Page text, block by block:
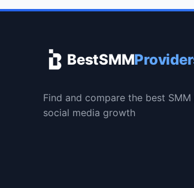
BestSMM
Find and compare the best
social media growth